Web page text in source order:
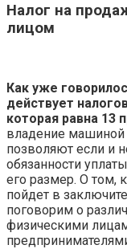
Налог на
лицом
Как уже
действует
которая равна 13
владение машиной
позволяют если и
обязанности
его размер. О том,
пойдет в
поговорим о
физическими